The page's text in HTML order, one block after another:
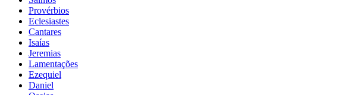
Provérbios
Eclesiastes
Cantares
Isaías
Jeremias
Lamentações
Ezequiel
Daniel